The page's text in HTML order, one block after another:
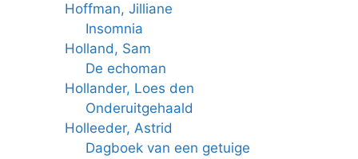
Hoffman, Jilliane
Insomnia
Holland, Sam
De echoman
Hollander, Loes den
Onderuitgehaald
Holleeder, Astrid
Dagboek van een getuige